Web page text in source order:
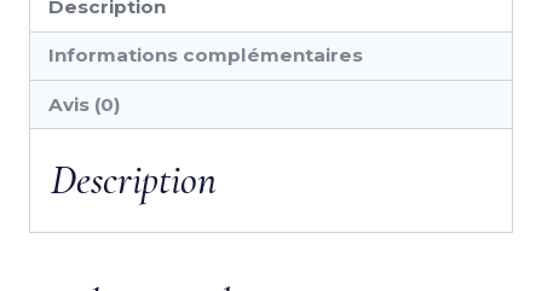
Description
Informations complémentaires
Avis (0)
Description